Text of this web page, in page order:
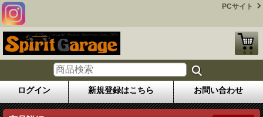
PCサイト
ログイン 新規登録はこちら お問い合わせ